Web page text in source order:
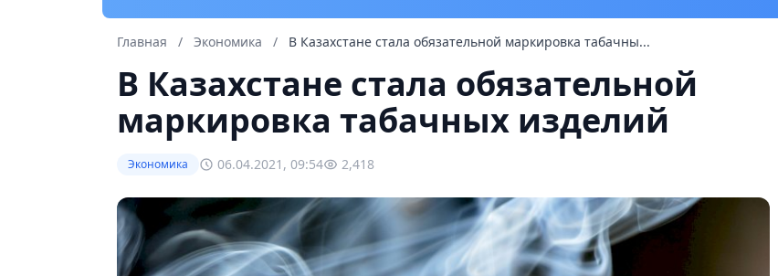
Главная / Экономика / В Казахстане стала обязательной маркировка табачны...
В Казахстане стала обязательной
маркировка табачных изделий
Экономика 06.04.2021, 09:54 2,418